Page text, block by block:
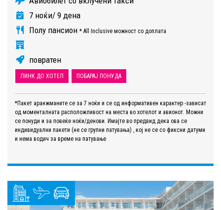
7 ноќи/ 9 дена
Полу пансион * All Inclusive можност со доплата
повратен
ЛИНК ДО ХОТЕЛ ПОБАРАЈ ПОНУДА
*Пакет аранжманите се за 7 ноќи и се од информативен карактер -зависат
од моменталната расположливост на места во хотелот и авионот. Можни
се понуди и за повеќе ноќи/денови. Имајте во предвид дека ова се
индивидуални пакети (не се групни патувања) , кој не се со фиксни датуми
и нема водич за време на патување